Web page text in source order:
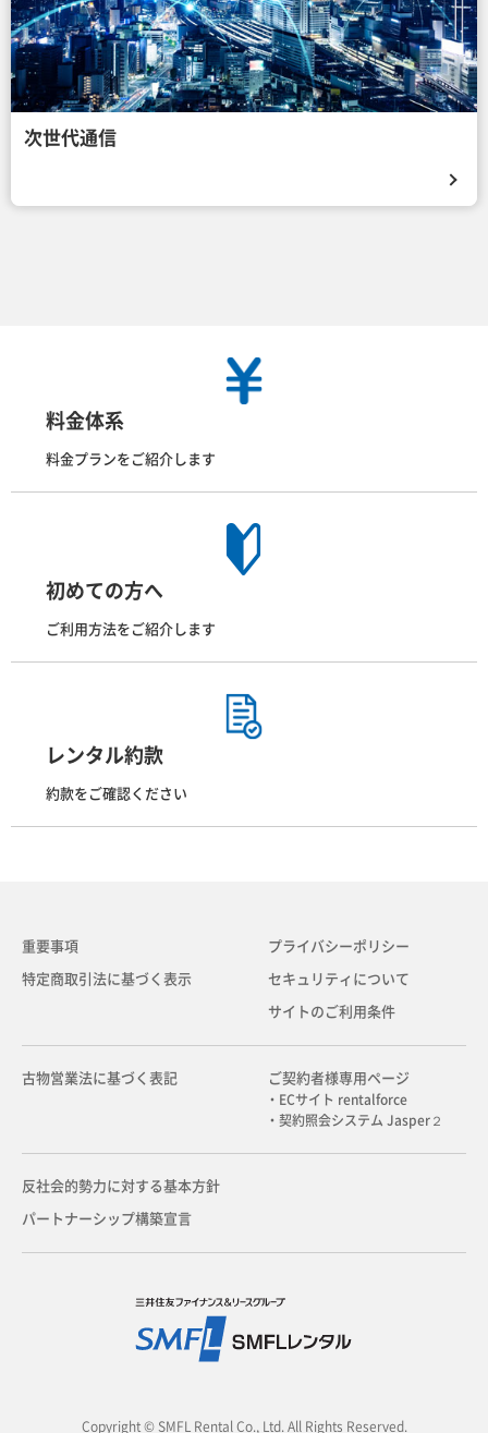
次世代通信
料金体系
料金プランをご紹介します
初めての方へ
ご利用方法をご紹介します
レンタル約款
約款をご確認ください
重要事項
特定商取引法に基づく表示
プライバシーポリシー
セキュリティについて
サイトのご利用条件
古物営業法に基づく表記 ご契約者様専用ページ
・ECサイト rentalforce
・契約照会システム Jasper２
反社会的勢力に対する基本方針
パートナーシップ構築宣言
Copyright © SMFL Rental Co., Ltd. All Rights Reserved.